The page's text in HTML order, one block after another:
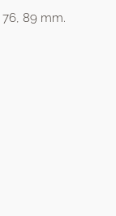
89 mm.